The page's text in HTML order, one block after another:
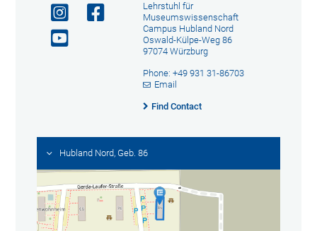
Lehrstuhl für
Museumswissenschaft
Campus Hubland Nord
Oswald-Külpe-Weg 86
97074 Würzburg
Phone: +49 931 31-86703
Email
Find Contact
Hubland Nord, Geb. 86